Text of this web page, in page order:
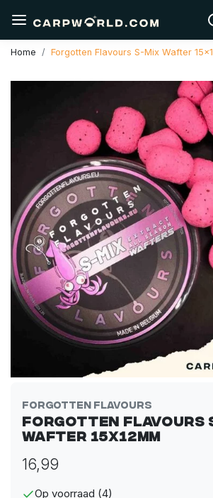
Home Forgotten Flavours S-Mix Wafter
Forgotten Flavours
Forgotten Flavours
Wafter 15x12mm
16,99
Op voorraad (4)